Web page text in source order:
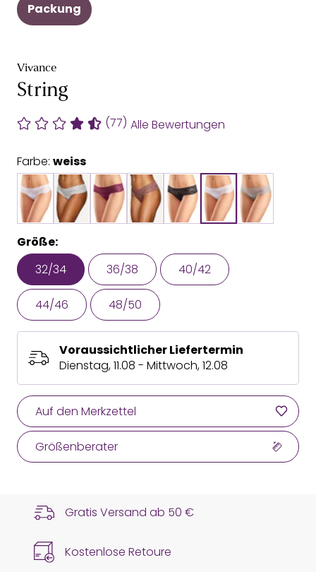
Packung
Vivance
String
(77) Alle Bewertungen
Farbe: weiss
Größe:
32/34
36/38 40/42
44/46 48/50
Voraussichtlicher Liefertermin
Dienstag, 11.08 - Mittwoch, 12.08
Auf den Merkzettel
Größenberater
Gratis Versand ab 50 €
Kostenlose Retoure